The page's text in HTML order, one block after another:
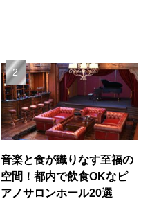
音楽と食が織りなす至福の
空間！都内で飲食OKなピ
アノサロンホール20選